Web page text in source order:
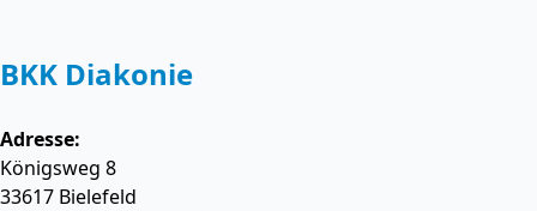
BKK Diakonie
Adresse:
Königsweg 8
33617 Bielefeld